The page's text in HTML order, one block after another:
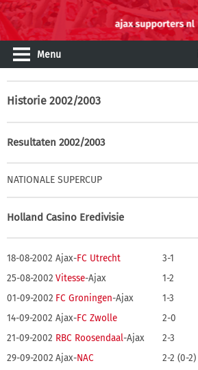
Menu
Historie 2002/2003
Resultaten 2002/2003
NATIONALE SUPERCUP
Holland Casino Eredivisie
18-08-2002 Ajax-FC Utrecht
3-1
25-08-2002 Vitesse-Ajax
1-2
01-09-2002 FC Groningen-Ajax
1-3
14-09-2002 Ajax-FC Zwolle
2-0
21-09-2002 RBC Roosendaal-Ajax
2-3
29-09-2002 Ajax-NAC
2-2 (0-2)